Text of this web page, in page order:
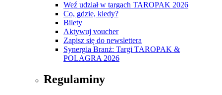
Weź udział w targach TAROPAK 2026
Co, gdzie, kiedy?
Bilety
Aktywuj voucher
Zapisz się do newslettera
Synergia Branż: Targi TAROPAK &
POLAGRA 2026
Regulaminy